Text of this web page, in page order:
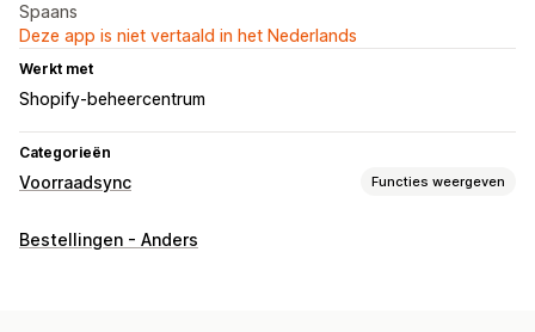
Spaans
Deze app is niet vertaald in het Nederlands
Werkt met
Shopify-beheercentrum
Categorieën
Voorraadsync Functies weergeven
Synchronisatietype
Bestellingen - Anders